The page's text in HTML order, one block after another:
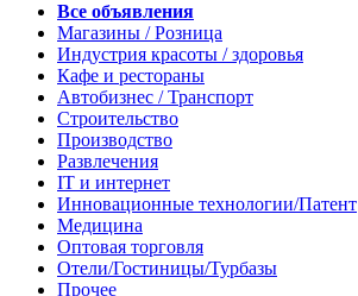
Все объявления
Магазины / Розница
Индустрия красоты / здоровья
Кафе и рестораны
Автобизнес / Транспорт
Строительство
Производство
Развлечения
IT и интернет
Инновационные технологии/Патент
Медицина
Оптовая торговля
Отели/Гостиницы/Турбазы
Прочее